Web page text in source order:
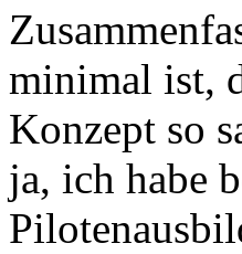
minimal ist,
Konzept so
ja, ich habe